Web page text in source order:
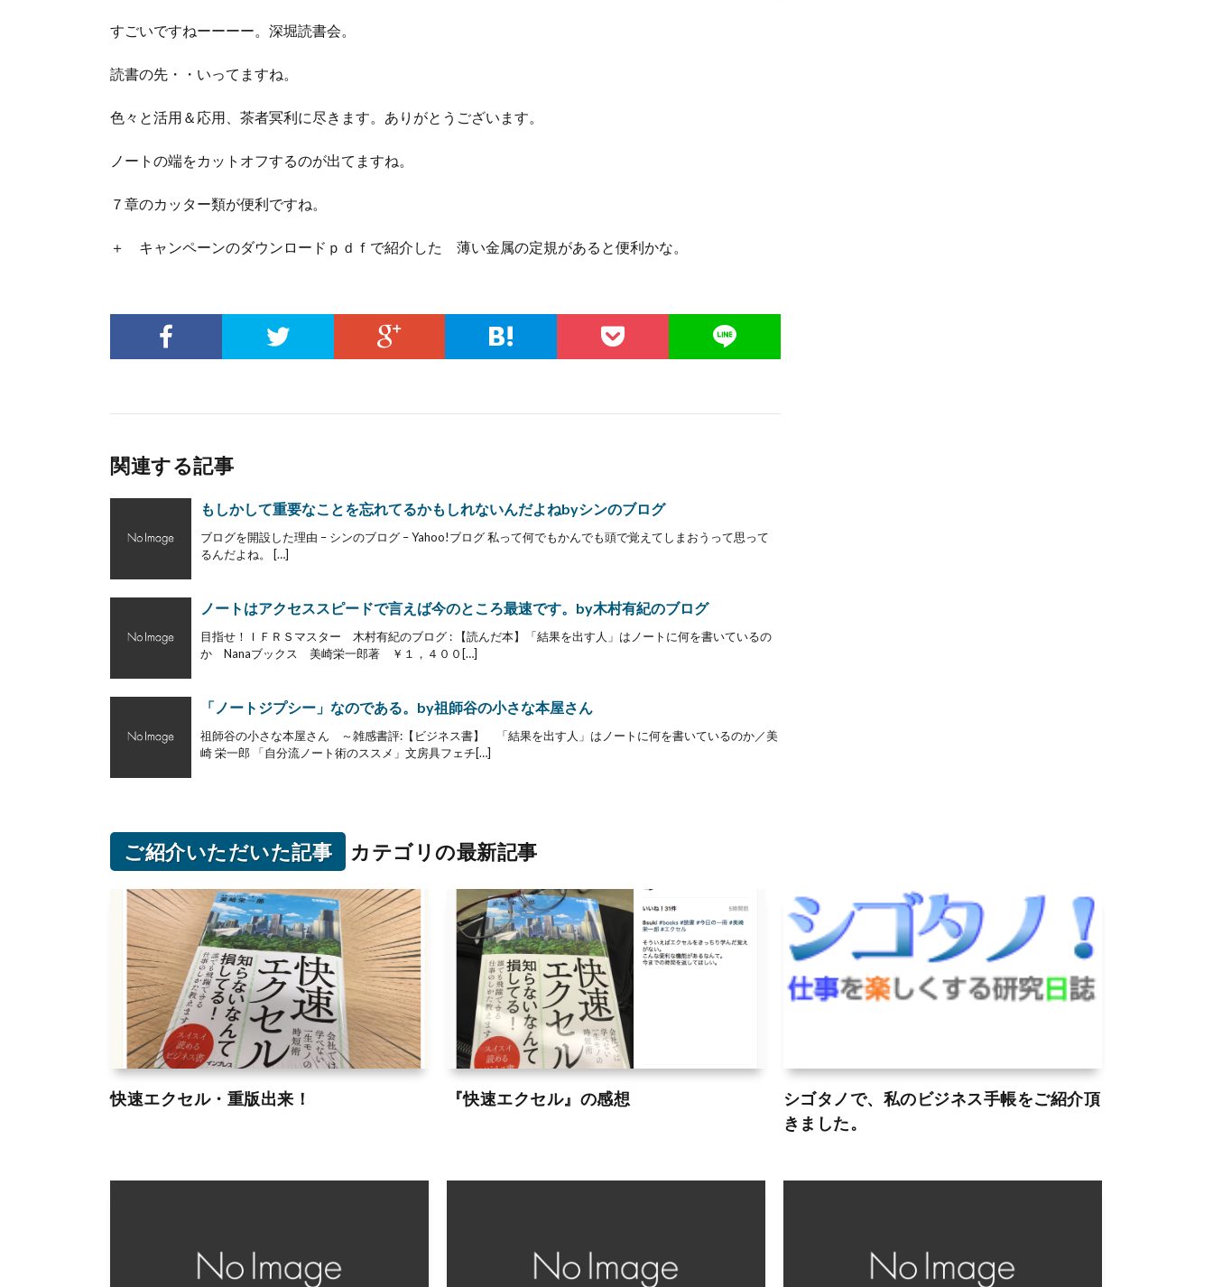
すごいですねーーーー。深堀読書会。
読書の先・・いってますね。
色々と活用＆応用、茶者冥利に尽きます。ありがとうございます。
ノートの端をカットオフするのが出てますね。
７章のカッター類が便利ですね。
＋ キャンペーンのダウンロードｐｄｆで紹介した 薄い金属の定規があると便利かな。
関連する記事
もしかして重要なことを忘れてるかもしれないんだよねbyシンのブログ
ブログを開設した理由 – シンのブログ – Yahoo!ブログ 私って何でもかんでも頭で覚えてしまおうって思って
るんだよね。 […]
ノートはアクセススピードで言えば今のところ最速です。by木村有紀のブログ
目指せ！ＩＦＲＳマスター 木村有紀のブログ : 【読んだ本】「結果を出す人」はノートに何を書いているの
か Nanaブックス 美崎栄一郎著 ￥１，４００[…]
「ノートジプシー」なのである。by祖師谷の小さな本屋さん
祖師谷の小さな本屋さん ～雑感書評:【ビジネス書】 「結果を出す人」はノートに何を書いているのか／美
崎 栄一郎 「自分流ノート術のススメ」文房具フェチ[…]
ご紹介いただいた記事 カテゴリの最新記事
快速エクセル・重版出来！ 『快速エクセル』の感想
シゴタノで、私のビジネス手帳をご紹介頂
きました。